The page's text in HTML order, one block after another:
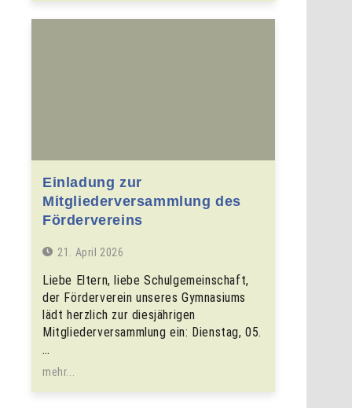
Einladung zur
Mitgliederversammlung des
Fördervereins
21. April 2026
Liebe Eltern, liebe Schulgemeinschaft,
der Förderverein unseres Gymnasiums
lädt herzlich zur diesjährigen
Mitgliederversammlung ein: Dienstag, 05.
…
mehr...